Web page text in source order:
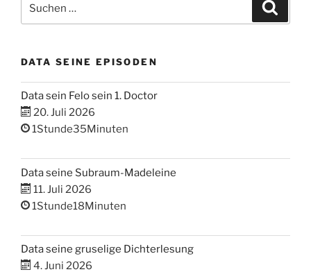
nach:
DATA SEINE EPISODEN
Data sein Felo sein 1. Doctor
20. Juli 2026
1Stunde35Minuten
Data seine Subraum-Madeleine
11. Juli 2026
1Stunde18Minuten
Data seine gruselige Dichterlesung
4. Juni 2026